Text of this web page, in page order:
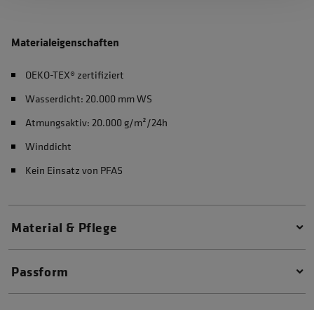
Materialeigenschaften
OEKO-TEX® zertifiziert
Wasserdicht: 20.000 mm WS
Atmungsaktiv: 20.000 g/m²/24h
Winddicht
Kein Einsatz von PFAS
Material & Pflege
Passform